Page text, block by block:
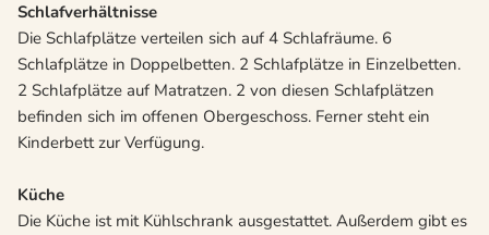
Schlafverhältnisse
Die Schlafplätze verteilen sich auf 4 Schlafräume. 6
Schlafplätze in Doppelbetten. 2 Schlafplätze in Einzelbetten.
2 Schlafplätze auf Matratzen. 2 von diesen Schlafplätzen
befinden sich im offenen Obergeschoss. Ferner steht ein
Kinderbett zur Verfügung.
Küche
Die Küche ist mit Kühlschrank ausgestattet. Außerdem gibt es